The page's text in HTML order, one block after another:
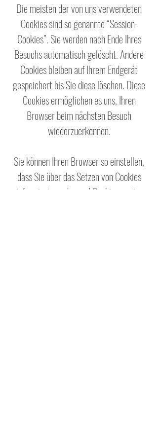
Die meisten der von uns verwendeten
Cookies sind so genannte “Session-
Cookies”. Sie werden nach Ende Ihres
Besuchs automatisch gelöscht. Andere
Cookies bleiben auf Ihrem Endgerät
gespeichert bis Sie diese löschen. Diese
Cookies ermöglichen es uns, Ihren
Browser beim nächsten Besuch
wiederzuerkennen.
Sie können Ihren Browser so einstellen,
dass Sie über das Setzen von Cookies
informiert werden und Cookies nur im